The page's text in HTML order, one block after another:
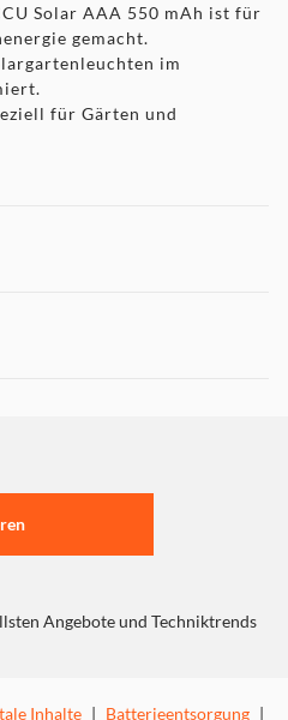
Solar AAA 550 mAh ist für
gemacht.
im
für Gärten und
Angebote und Techniktrends
Inhalte | Batterieentsorgung |